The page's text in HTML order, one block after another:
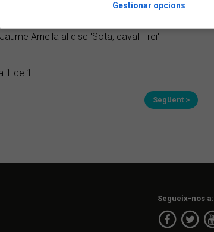
són un llegat increïble​ »
Arnella al disc 'Sota, cavall i rei'
1 de 1
Següent >
Segueix-nos a:
Gestionar opcions